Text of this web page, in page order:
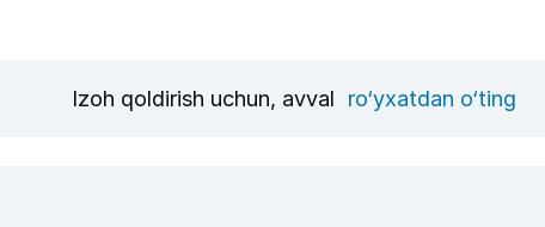
Izoh qoldirish uchun, avval ro‘yxatdan o‘ting